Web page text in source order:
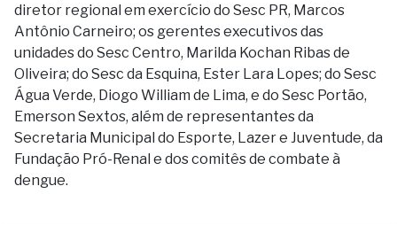
diretor regional em exercício do Sesc PR, Marcos
Antônio Carneiro; os gerentes executivos das
unidades do Sesc Centro, Marilda Kochan Ribas de
Oliveira; do Sesc da Esquina, Ester Lara Lopes; do Sesc
Água Verde, Diogo William de Lima, e do Sesc Portão,
Emerson Sextos, além de representantes da
Secretaria Municipal do Esporte, Lazer e Juventude, da
Fundação Pró-Renal e dos comitês de combate à
dengue.